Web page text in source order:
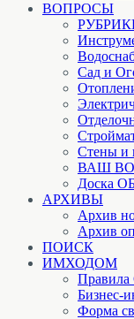
ВОПРОСЫ
Сад и
Стены и
ВАШ
Доска
АРХИВЫ
Архив
Архив
ПОИСК
ИМХОДОМ
Правила
Бизнес-
Форма